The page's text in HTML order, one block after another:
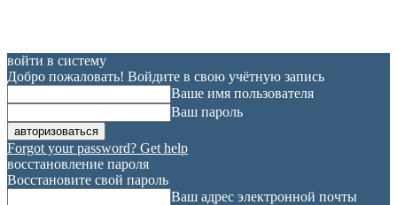
войти в систему
Добро пожаловать! Войдите в свою учётную запись
Ваше имя пользователя
Ваш пароль
Forgot your password? Get help
восстановление пароля
Восстановите свой пароль
Ваш адрес электронной почты